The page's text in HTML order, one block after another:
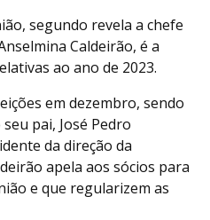
segundo revela a chefe
Caldeirão, é a
ao ano de 2023.
em dezembro, sendo
pai, José Pedro
da direção da
apela aos sócios para
e que regularizem as